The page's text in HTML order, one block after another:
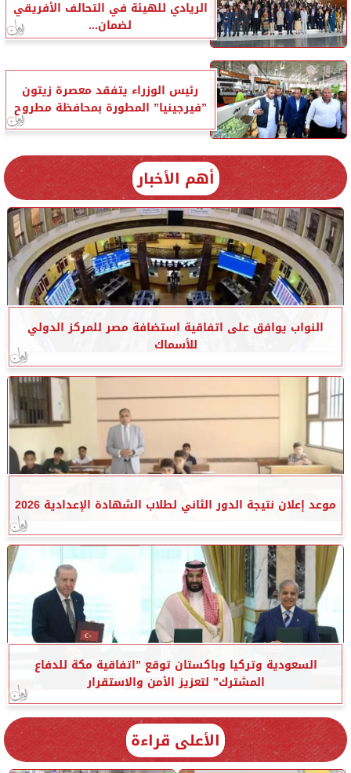
الريادي للهيئة في التحالف الأفريقي
لضمان...
رئيس الوزراء يتفقد معصرة زيتون
”فيرجينيا” المطورة بمحافظة مطروح
أهم الأخبار
النواب يوافق على اتفاقية استضافة مصر للمركز الدولي
للأسماك
موعد إعلان نتيجة الدور الثاني لطلاب الشهادة الإعدادية 2026
السعودية وتركيا وباكستان توقع ”اتفاقية مكة للدفاع
المشترك” لتعزيز الأمن والاستقرار
الأعلى قراءة